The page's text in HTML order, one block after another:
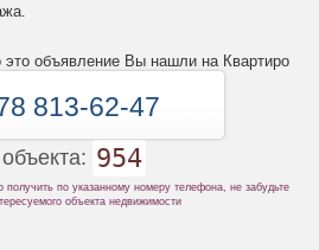
это объявление Вы нашли на Квартиро
813-62-47
954
по указанному номеру телефона, не забудьте
объекта недвижимости